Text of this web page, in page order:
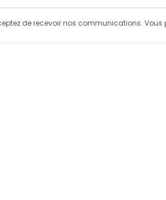
de recevoir nos communications.